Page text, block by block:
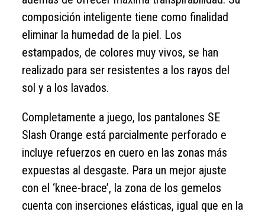
composición inteligente tiene como finalidad
eliminar la humedad de la piel. Los
estampados, de colores muy vivos, se han
realizado para ser resistentes a los rayos del
sol y a los lavados.
Completamente a juego, los pantalones SE
Slash Orange está parcialmente perforado e
incluye refuerzos en cuero en las zonas más
expuestas al desgaste. Para un mejor ajuste
con el ‘knee-brace’, la zona de los gemelos
cuenta con inserciones elásticas, igual que en la